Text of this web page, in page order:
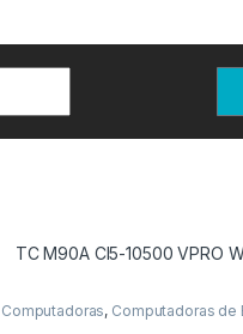
TC M90A CI5-10500 VPRO
Computadoras, Computadoras de